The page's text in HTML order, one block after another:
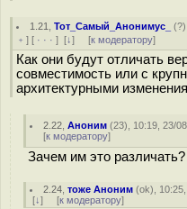
1.21 ,Тот_Самый_Анонимус_ (?
﹢ ] [ · · · ] [↓] [к модератору]
Как они будут отличать
совместимость или с
архитектурными
2.22 ,Аноним (23), 10:19, 23/
[к модератору]
Зачем им это
2.24 ,тоже Аноним (ok),
[↓] [к модератору]